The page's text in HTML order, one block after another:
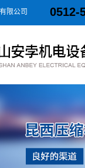
限公司 0512-